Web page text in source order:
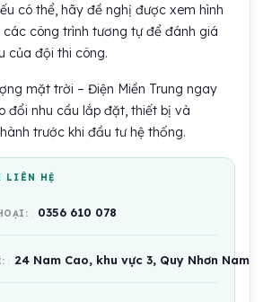
có thể, hãy đề nghị được xem hình
công trình tương tự để đánh giá
của đội thi công.
mặt trời – Điện Miền Trung ngay
đổi nhu cầu lắp đặt, thiết bị và
trước khi đầu tư hệ thống.
LIÊN HỆ
0356 610 078
24 Nam Cao, khu vực 3, Quy Nhơn Nam,